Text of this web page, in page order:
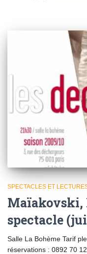
SPECTACLES ET
Maïakovski,
spectacle
Salle La Bohème Tarif
réservations : 0892 70